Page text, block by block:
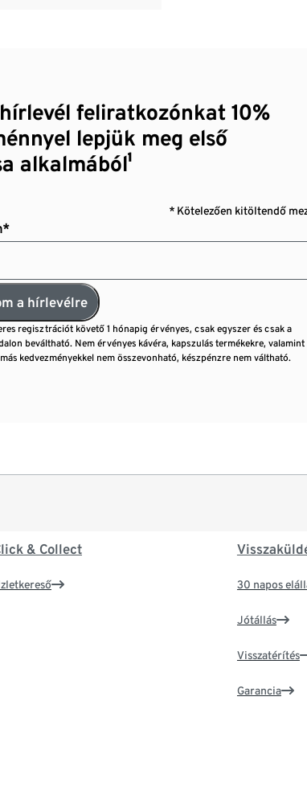
feliratkozónkat 10%
lepjük meg első
alkalmából¹
* Kötelezően kitöltendő
a hírlevélre
regisztrációt követő 1 hónapig érvényes, csak egyszer és csak a
beváltható. Nem érvényes kávéra, kapszulás termékekre, valamint
kedvezményekkel nem összevonható, készpénzre nem váltható.
& Collect
30 napos
Jótállás
Visszatérítés
Garancia